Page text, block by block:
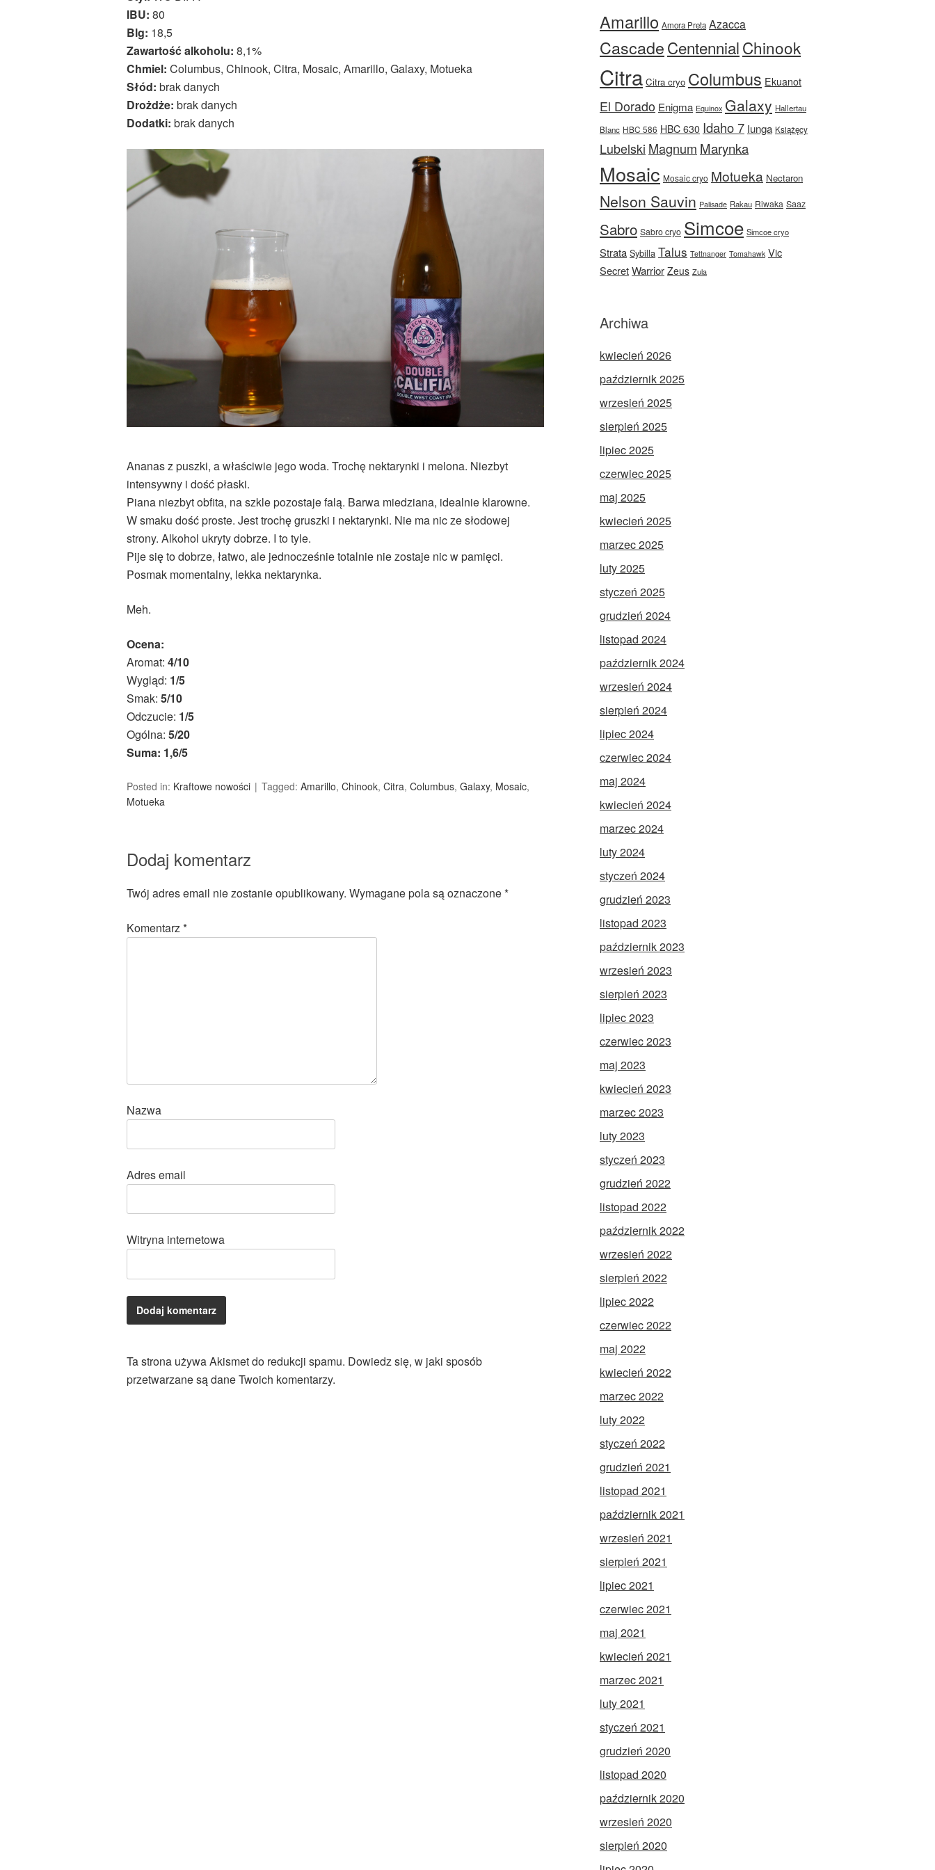
IBU: 80
Blg: 18,5
Zawartość alkoholu: 8,1%
Chmiel: Columbus, Chinook, Citra, Mosaic, Amarillo, Galaxy, Motueka
Słód: brak danych
Drożdże: brak danych
Dodatki: brak danych
Ananas z puszki, a właściwie jego woda. Trochę nektarynki i melona. Niezbyt
intensywny i dość płaski.
Piana niezbyt obfita, na szkle pozostaje falą. Barwa miedziana, idealnie klarowne.
W smaku dość proste. Jest trochę gruszki i nektarynki. Nie ma nic ze słodowej
strony. Alkohol ukryty dobrze. I to tyle.
Pije się to dobrze, łatwo, ale jednocześnie totalnie nie zostaje nic w pamięci.
Posmak momentalny, lekka nektarynka.
Meh.
Ocena:
Aromat: 4/10
Wygląd: 1/5
Smak: 5/10
Odczucie: 1/5
Ogólna: 5/20
Suma: 1,6/5
Posted in: Kraftowe nowości Tagged: Amarillo, Chinook, Citra, Columbus, Galaxy, Mosaic,
Motueka
Dodaj komentarz
Twój adres email nie zostanie opublikowany. Wymagane pola są oznaczone*
Komentarz*
Nazwa
Adres email
Witryna internetowa
Ta strona używa Akismet do redukcji spamu. Dowiedz się, w jaki sposób
przetwarzane są dane Twoich komentarzy.
Amarillo Amora Preta Azacca
CascadeCentennialChinook
Citra Citra cryo Columbus Ekuanot
El Dorado Enigma Equinox Galaxy Hallertau
Blanc HBC 586 HBC 630 Idaho 7 Iunga Książęcy
Lubelski Magnum Marynka
Mosaic Mosaic cryo Motueka Nectaron
Nelson Sauvin Palisade Rakau Riwaka Saaz
Sabro Sabro cryo Simcoe Simcoe cryo
Strata Sybilla Talus Tettnanger Tomahawk Vic
SecretWarrior Zeus Zula
Archiwa
kwiecień 2026
październik 2025
wrzesień 2025
sierpień 2025
lipiec 2025
czerwiec 2025
maj 2025
kwiecień 2025
marzec 2025
luty 2025
styczeń 2025
grudzień 2024
listopad 2024
październik 2024
wrzesień 2024
sierpień 2024
lipiec 2024
czerwiec 2024
maj 2024
kwiecień 2024
marzec 2024
luty 2024
styczeń 2024
grudzień 2023
listopad 2023
październik 2023
wrzesień 2023
sierpień 2023
lipiec 2023
czerwiec 2023
maj 2023
kwiecień 2023
marzec 2023
luty 2023
styczeń 2023
grudzień 2022
listopad 2022
październik 2022
wrzesień 2022
sierpień 2022
lipiec 2022
czerwiec 2022
maj 2022
kwiecień 2022
marzec 2022
luty 2022
styczeń 2022
grudzień 2021
listopad 2021
październik 2021
wrzesień 2021
sierpień 2021
lipiec 2021
czerwiec 2021
maj 2021
kwiecień 2021
marzec 2021
luty 2021
styczeń 2021
grudzień 2020
listopad 2020
październik 2020
wrzesień 2020
sierpień 2020